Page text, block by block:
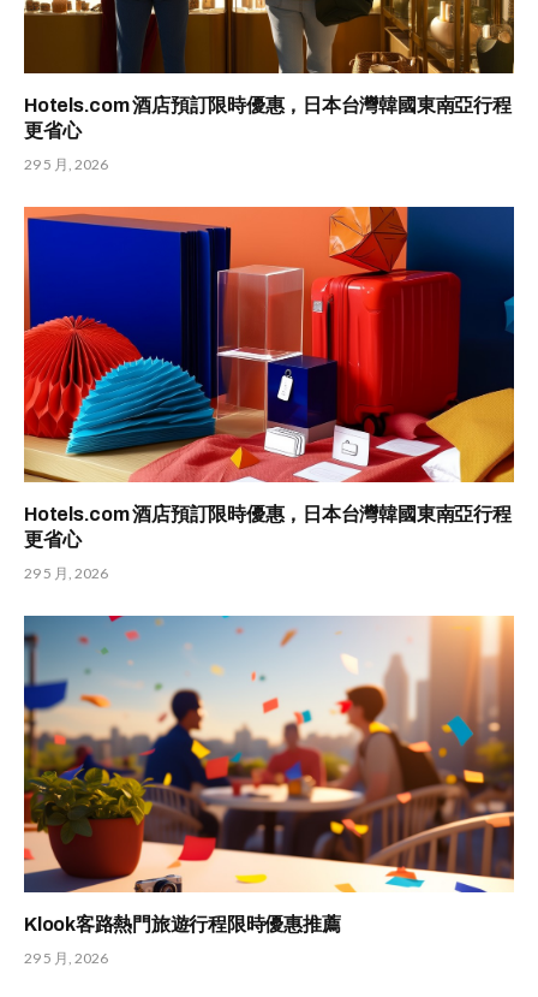
Hotels.com 酒店預訂限時優惠，日本台灣韓國東南亞行程
更省心
29 5 月, 2026
Hotels.com 酒店預訂限時優惠，日本台灣韓國東南亞行程
更省心
29 5 月, 2026
Klook客路熱門旅遊行程限時優惠推薦
29 5 月, 2026